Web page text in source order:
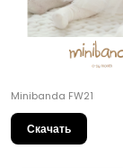
Minibanda FW21
Скачать